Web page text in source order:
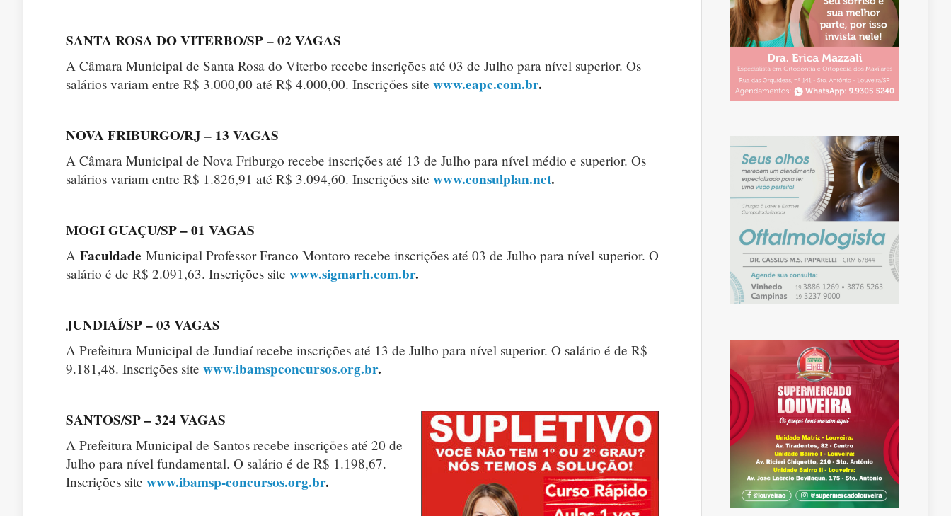
SANTA ROSA DO VITERBO/SP – 02 VAGAS
A Câmara Municipal de Santa Rosa do Viterbo recebe inscrições até 03 de Julho para nível superior. Os
salários variam entre R$ 3.000,00 até R$ 4.000,00. Inscrições site www.eapc.com.br.
NOVA FRIBURGO/RJ – 13 VAGAS
A Câmara Municipal de Nova Friburgo recebe inscrições até 13 de Julho para nível médio e superior. Os
salários variam entre R$ 1.826,91 até R$ 3.094,60. Inscrições site www.consulplan.net.
MOGI GUAÇU/SP – 01 VAGAS
A Faculdade Municipal Professor Franco Montoro recebe inscrições até 03 de Julho para nível superior. O
salário é de R$ 2.091,63. Inscrições site www.sigmarh.com.br.
JUNDIAÍ/SP – 03 VAGAS
A Prefeitura Municipal de Jundiaí recebe inscrições até 13 de Julho para nível superior. O salário é de R$
9.181,48. Inscrições site www.ibamspconcursos.org.br.
SANTOS/SP – 324 VAGAS
A Prefeitura Municipal de Santos recebe inscrições até 20 de
Julho para nível fundamental. O salário é de R$ 1.198,67.
Inscrições site www.ibamsp-concursos.org.br.